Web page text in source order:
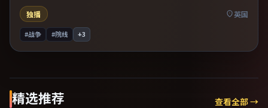
独播
英国
#战争 #院线 +3
精选推荐 查看全部 →